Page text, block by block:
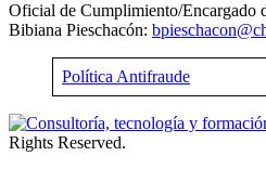
Oficial de Cumplimiento/Encargado
Bibiana Pieschacón:
Política Antifraude
Rights Reserved.